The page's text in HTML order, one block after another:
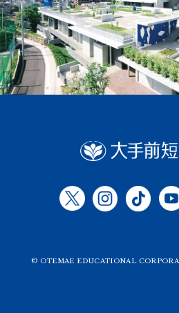
© OTEMAE EDUCATIONAL